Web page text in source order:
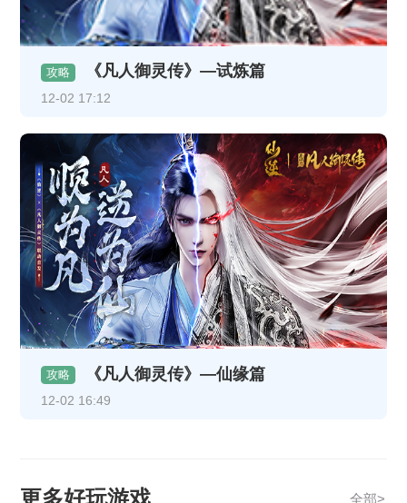
攻略 《凡人御灵传》—试炼篇
12-02 17:12
攻略 《凡人御灵传》—仙缘篇
12-02 16:49
全部>